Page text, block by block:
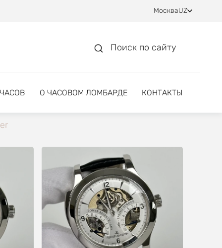
МоскваUZ
Поиск по сайту
О ЧАСОВОМ ЛОМБАРДЕ КОНТАКТЫ